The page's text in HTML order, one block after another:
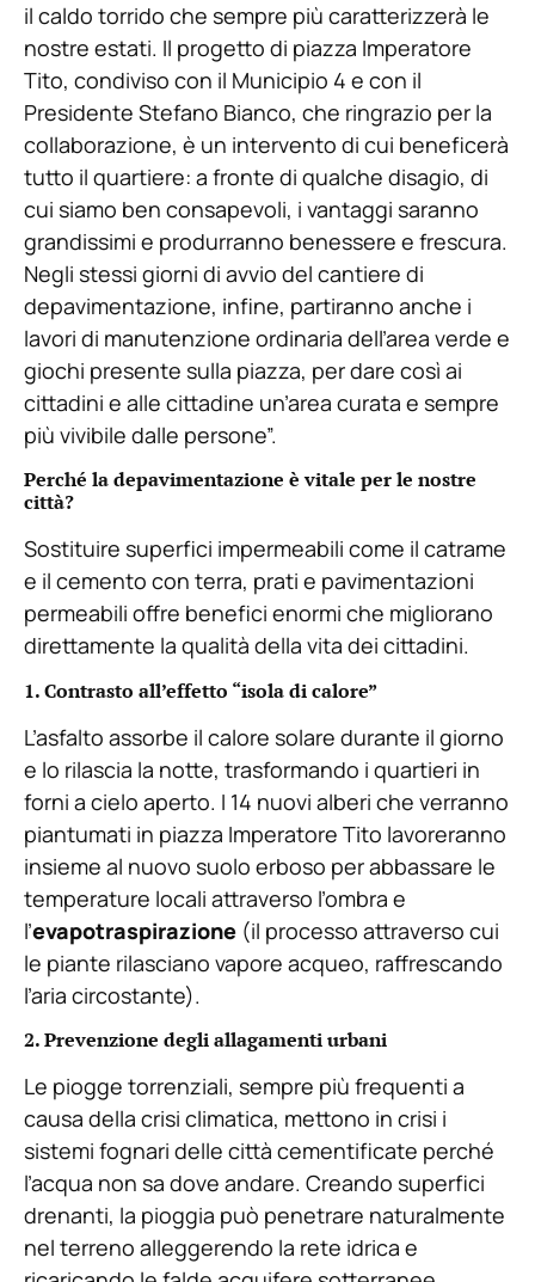
il caldo torrido che sempre più caratterizzerà le
nostre estati. Il progetto di piazza Imperatore
Tito, condiviso con il Municipio 4 e con il
Presidente Stefano Bianco, che ringrazio per la
collaborazione, è un intervento di cui beneficerà
tutto il quartiere: a fronte di qualche disagio, di
cui siamo ben consapevoli, i vantaggi saranno
grandissimi e produrranno benessere e frescura.
Negli stessi giorni di avvio del cantiere di
depavimentazione, infine, partiranno anche i
lavori di manutenzione ordinaria dell’area verde e
giochi presente sulla piazza, per dare così ai
cittadini e alle cittadine un’area curata e sempre
più vivibile dalle persone”.
Perché la depavimentazione è vitale per le nostre
città?
Sostituire superfici impermeabili come il catrame
e il cemento con terra, prati e pavimentazioni
permeabili offre benefici enormi che migliorano
direttamente la qualità della vita dei cittadini.
1. Contrasto all’effetto “isola di calore”
L’asfalto assorbe il calore solare durante il giorno
e lo rilascia la notte, trasformando i quartieri in
forni a cielo aperto. I 14 nuovi alberi che verranno
piantumati in piazza Imperatore Tito lavoreranno
insieme al nuovo suolo erboso per abbassare le
temperature locali attraverso l’ombra e
l’evapotraspirazione (il processo attraverso cui
le piante rilasciano vapore acqueo, raffrescando
l’aria circostante).
2. Prevenzione degli allagamenti urbani
Le piogge torrenziali, sempre più frequenti a
causa della crisi climatica, mettono in crisi i
sistemi fognari delle città cementificate perché
l’acqua non sa dove andare. Creando superfici
drenanti, la pioggia può penetrare naturalmente
nel terreno alleggerendo la rete idrica e